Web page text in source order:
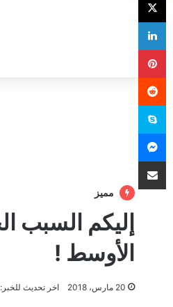
مميز
الأوسط !
20 مارس، 2018 اخر تحديث للخبر: 21 مارس، 2018
لينكدإن
بينتيريست
سكايب
ماسنجر
مشاركة عبر البريد